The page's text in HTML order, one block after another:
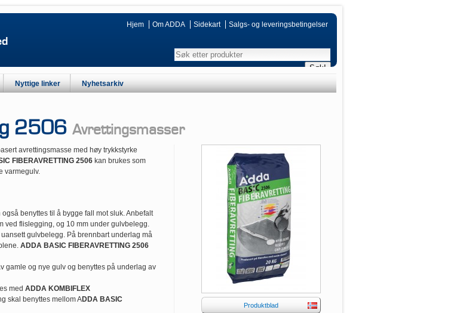
Hjem Om ADDA Sidekart Salgs- og leveringsbetingelser
Nyttige linker Nyhetsarkiv
2506 Avrettingsmasser
avrettingsmasse med høy trykkstyrke
FIBERAVRETTING 2506 kan brukes som
varmegulv.
benyttes til å bygge fall mot sluk. Anbefalt
ved flislegging, og 10 mm under gulvbelegg.
gulvbelegg. På brennbart underlag må
ADDA BASIC FIBERAVRETTING 2506
gamle og nye gulv og benyttes på underlag av
med ADDA KOMBIFLEX
skal benyttes mellom ADDA BASIC
Produktblad